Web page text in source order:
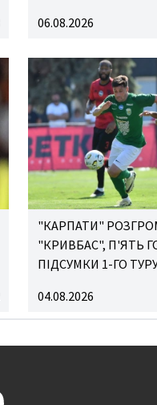
06.08.2026
"КАРПАТИ"
"КРИВБАС", П'ЯТЬ
ПІДСУМКИ 1-ГО
04.08.2026